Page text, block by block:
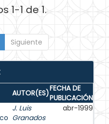
1-1 de 1.
Siguiente
AUTOR(ES)FECHA DE
PUBLICACIÓN
J. Luis
Granados
abr-1999